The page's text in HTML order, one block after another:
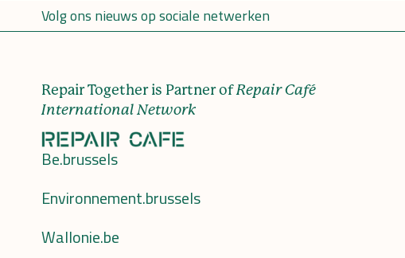
Volg ons nieuws op sociale netwerken
Repair Together is Partner ofRepair Café
International Network
Be.brussels
Environnement.brussels
Wallonie.be